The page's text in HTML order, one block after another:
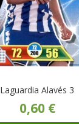
Laguardia Alavés 3
0,60 €